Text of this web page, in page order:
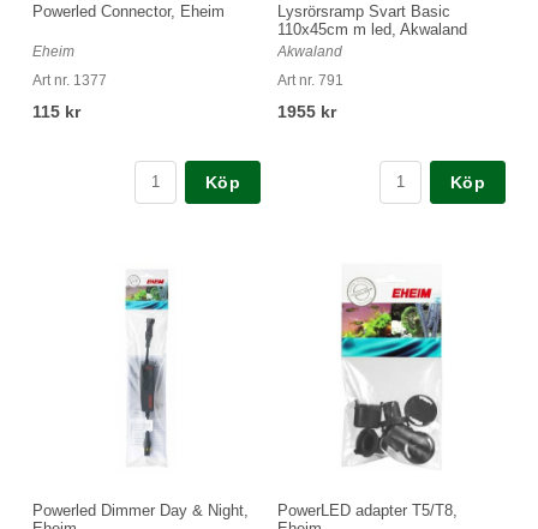
Powerled Connector, Eheim
Eheim
Art nr. 1377
115 kr
Köp
Lysrörsramp Svart Basic
110x45cm m led, Akwaland
Akwaland
Art nr. 791
1955 kr
Köp
Powerled Dimmer Day & Night,
PowerLED adapter T5/T8,